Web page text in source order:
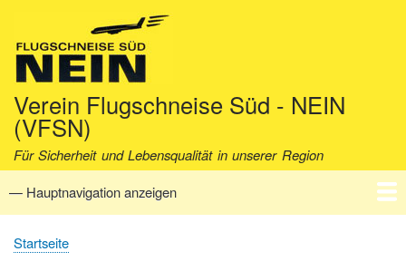
Verein Flugschneise Süd - NEIN
(VFSN)
Für Sicherheit und Lebensqualität in unserer Region
Hauptnavigation
— Hauptnavigation anzeigen
Startseite
Verein
Aktuell
Fakten
Archiv
Kontakt
Pfadnavigation
Startseite